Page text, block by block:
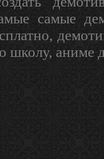
самые
школу, аниме